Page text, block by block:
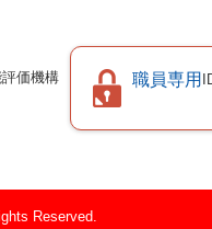
価機構
職員専用
Reserved.